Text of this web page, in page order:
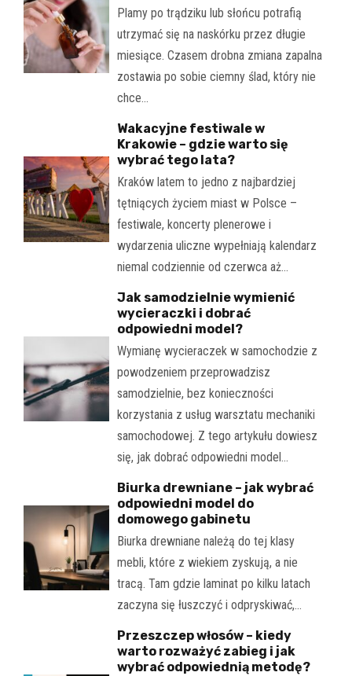
Plamy po trądziku lub słońcu potrafią
utrzymać się na naskórku przez długie
miesiące. Czasem drobna zmiana zapalna
zostawia po sobie ciemny ślad, który nie
chce…
Wakacyjne festiwale w
Krakowie – gdzie warto się
wybrać tego lata?
Kraków latem to jedno z najbardziej
tętniących życiem miast w Polsce –
festiwale, koncerty plenerowe i
wydarzenia uliczne wypełniają kalendarz
niemal codziennie od czerwca aż…
Jak samodzielnie wymienić
wycieraczki i dobrać
odpowiedni model?
Wymianę wycieraczek w samochodzie z
powodzeniem przeprowadzisz
samodzielnie, bez konieczności
korzystania z usług warsztatu mechaniki
samochodowej. Z tego artykułu dowiesz
się, jak dobrać odpowiedni model…
Biurka drewniane – jak wybrać
odpowiedni model do
domowego gabinetu
Biurka drewniane należą do tej klasy
mebli, które z wiekiem zyskują, a nie
tracą. Tam gdzie laminat po kilku latach
zaczyna się łuszczyć i odpryskiwać,…
Przeszczep włosów – kiedy
warto rozważyć zabieg i jak
wybrać odpowiednią metodę?